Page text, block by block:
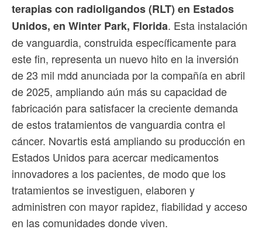
terapias con radioligandos (RLT) en Estados
Unidos, en Winter Park, Florida. Esta instalación
de vanguardia, construida específicamente para
este fin, representa un nuevo hito en la inversión
de 23 mil mdd anunciada por la compañía en abril
de 2025, ampliando aún más su capacidad de
fabricación para satisfacer la creciente demanda
de estos tratamientos de vanguardia contra el
cáncer. Novartis está ampliando su producción en
Estados Unidos para acercar medicamentos
innovadores a los pacientes, de modo que los
tratamientos se investiguen, elaboren y
administren con mayor rapidez, fiabilidad y acceso
en las comunidades donde viven.